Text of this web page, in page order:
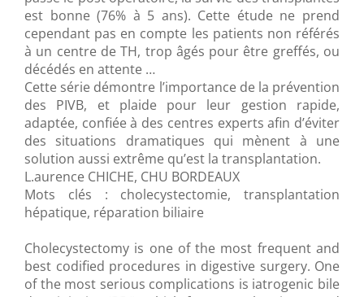
est bonne (76% à 5 ans). Cette étude ne prend
cependant pas en compte les patients non référés
à un centre de TH, trop âgés pour être greffés, ou
décédés en attente …
Cette série démontre l’importance de la prévention
des PIVB, et plaide pour leur gestion rapide,
adaptée, confiée à des centres experts afin d’éviter
des situations dramatiques qui mènent à une
solution aussi extrême qu’est la transplantation.
L.aurence CHICHE, CHU BORDEAUX
Mots clés : cholecystectomie, transplantation
hépatique, réparation biliaire
Cholecystectomy is one of the most frequent and
best codified procedures in digestive surgery. One
of the most serious complications is iatrogenic bile